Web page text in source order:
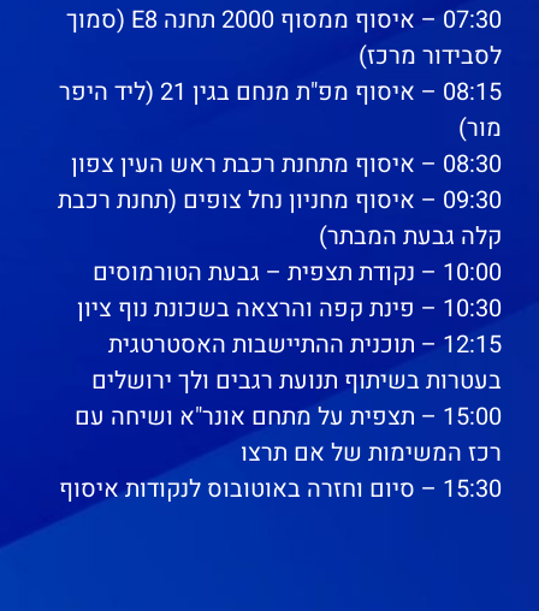
07:30 – איסוף ממסוף 2000 תחנה E8 (סמוך
לסבידור מרכז)
08:15 – איסוף מפ"ת מנחם בגין 21 (ליד היפר
מור)
08:30 – איסוף מתחנת רכבת ראש העין צפון
09:30 – איסוף מחניון נחל צופים (תחנת רכבת
קלה גבעת המבתר)
10:00 – נקודת תצפית – גבעת הטורמוסים
10:30 – פינת קפה והרצאה בשכונת נוף ציון
12:15 – תוכנית ההתיישבות האסטרטגית
בעטרות בשיתוף תנועת רגבים ולך ירושלים
15:00 – תצפית על מתחם אונר"א ושיחה עם
רכז המשימות של אם תרצו
15:30 – סיום וחזרה באוטובוס לנקודות איסוף